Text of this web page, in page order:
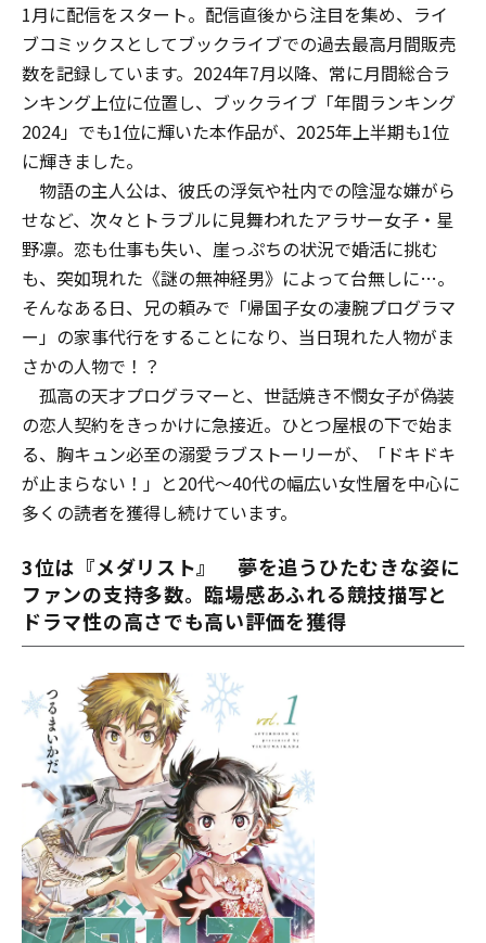
1月に配信をスタート。配信直後から注目を集め、ライ
ブコミックスとしてブックライブでの過去最高月間販売
数を記録しています。2024年7月以降、常に月間総合ラ
ンキング上位に位置し、ブックライブ「年間ランキング
2024」でも1位に輝いた本作品が、2025年上半期も1位
に輝きました。
物語の主人公は、彼氏の浮気や社内での陰湿な嫌がら
せなど、次々とトラブルに見舞われたアラサー女子・星
野凛。恋も仕事も失い、崖っぷちの状況で婚活に挑む
も、突如現れた《謎の無神経男》によって台無しに…。
そんなある日、兄の頼みで「帰国子女の凄腕プログラマ
ー」の家事代行をすることになり、当日現れた人物がま
さかの人物で――！？
孤高の天才プログラマーと、世話焼き不憫女子が偽装
の恋人契約をきっかけに急接近。ひとつ屋根の下で始ま
る、胸キュン必至の溺愛ラブストーリーが、「ドキドキ
が止まらない！」と20代～40代の幅広い女性層を中心に
多くの読者を獲得し続けています。
3位は『メダリスト』 夢を追うひたむきな姿に
ファンの支持多数。臨場感あふれる競技描写と
ドラマ性の高さでも高い評価を獲得